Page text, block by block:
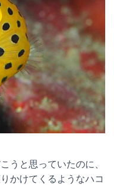
うと思っていたのに、
かけてくるようなハコ